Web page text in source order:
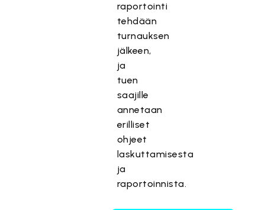
raportointi
tehdään
turnauksen
jälkeen,
ja
tuen
saajille
annetaan
erilliset
ohjeet
laskuttamisesta
ja
raportoinnista.